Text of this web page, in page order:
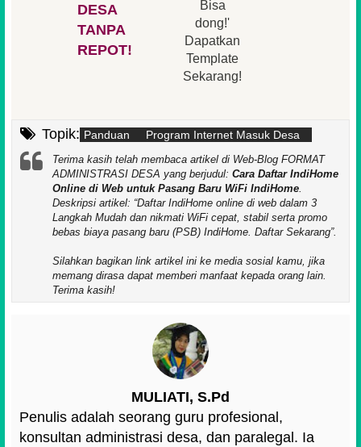
DESA
TANPA
REPOT!
Bisa
dong!'
Dapatkan
Template
Sekarang!
Topik: Panduan Program Internet Masuk Desa
Terima kasih telah membaca artikel di Web-Blog FORMAT
ADMINISTRASI DESA yang berjudul: Cara Daftar IndiHome
Online di Web untuk Pasang Baru WiFi IndiHome.
Deskripsi artikel: Daftar IndiHome online di web dalam 3
Langkah Mudah dan nikmati WiFi cepat, stabil serta promo
bebas biaya pasang baru (PSB) IndiHome. Daftar Sekarang .
Silahkan bagikan link artikel ini ke media sosial kamu, jika
memang dirasa dapat memberi manfaat kepada orang lain.
Terima kasih!
MULIATI, S.Pd
Penulis adalah seorang guru profesional,
konsultan administrasi desa, dan paralegal. Ia